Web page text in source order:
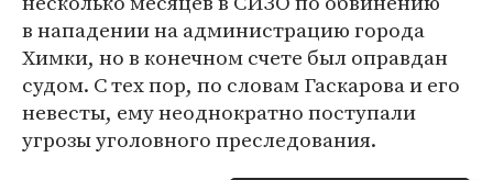
в нападении на администрацию города
Химки, но в конечном счете был оправдан
судом. С тех пор, по словам Гаскарова и его
невесты, ему неоднократно поступали
угрозы уголовного преследования.